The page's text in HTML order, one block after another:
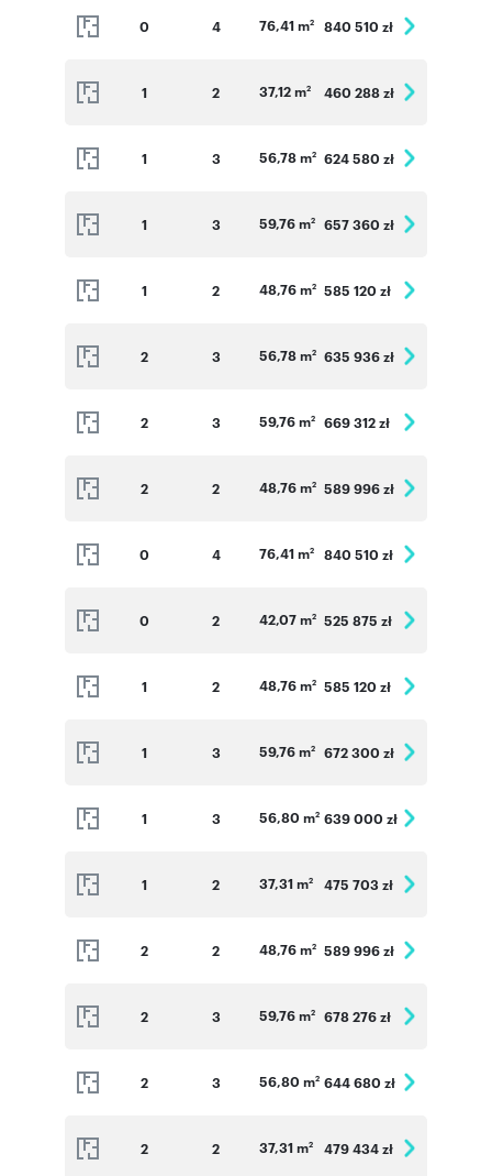
0 4 76,41 m2 840 510 zł
1 2 37,12 m2 460 288 zł
1 3 56,78 m2 624 580 zł
1 3 59,76 m2 657 360 zł
1 2 48,76 m2 585 120 zł
2 3 56,78 m2 635 936 zł
2 3 59,76 m2 669 312 zł
2 2 48,76 m2 589 996 zł
0 4 76,41 m2 840 510 zł
0 2 42,07 m2 525 875 zł
1 2 48,76 m2 585 120 zł
1 3 59,76 m2 672 300 zł
1 3 56,80 m2 639 000 zł
1 2 37,31 m2 475 703 zł
2 2 48,76 m2 589 996 zł
2 3 59,76 m2 678 276 zł
2 3 56,80 m2 644 680 zł
2 2 37,31 m2 479 434 zł